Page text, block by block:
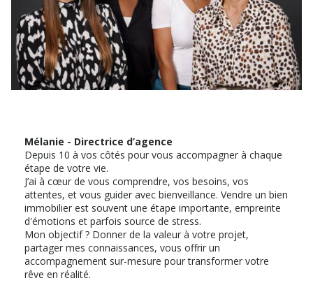
Mélanie - Directrice d’agence
Depuis 10 à vos côtés pour vous accompagner à chaque
étape de votre vie.
J’ai à cœur de vous comprendre, vos besoins, vos
attentes, et vous guider avec bienveillance. Vendre un bien
immobilier est souvent une étape importante, empreinte
d'émotions et parfois source de stress.
Mon objectif ? Donner de la valeur à votre projet,
partager mes connaissances, vous offrir un
accompagnement sur-mesure pour transformer votre
rêve en réalité.